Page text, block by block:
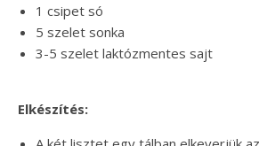
1 csipet só
5 szelet sonka
3-5 szelet laktózmentes sajt
Elkészítés: